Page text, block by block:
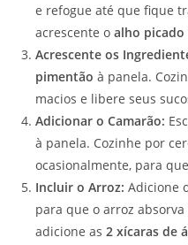
e refogue até que fique
acrescente o alho picado
Acrescente os
pimentão à panela.
macios e libere seus
Adicionar o Camarão:
à panela. Cozinhe por
ocasionalmente, para
Incluir o Arroz: Adicione
para que o arroz
adicione as 2 xícaras de